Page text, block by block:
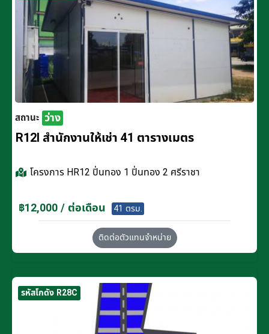
สถานะ ว่าง
R12I สำนักงานให้เช่า 41 ตารางเมตร
โครงการ HR12 ปิ่นทอง 1 ปิ่นทอง 2 ศรีราชา
฿12,000 / ต่อเดือน 41 ตรม.
ติดต่อตัวแทนจำหน่าย
รหัสโกดัง R28C